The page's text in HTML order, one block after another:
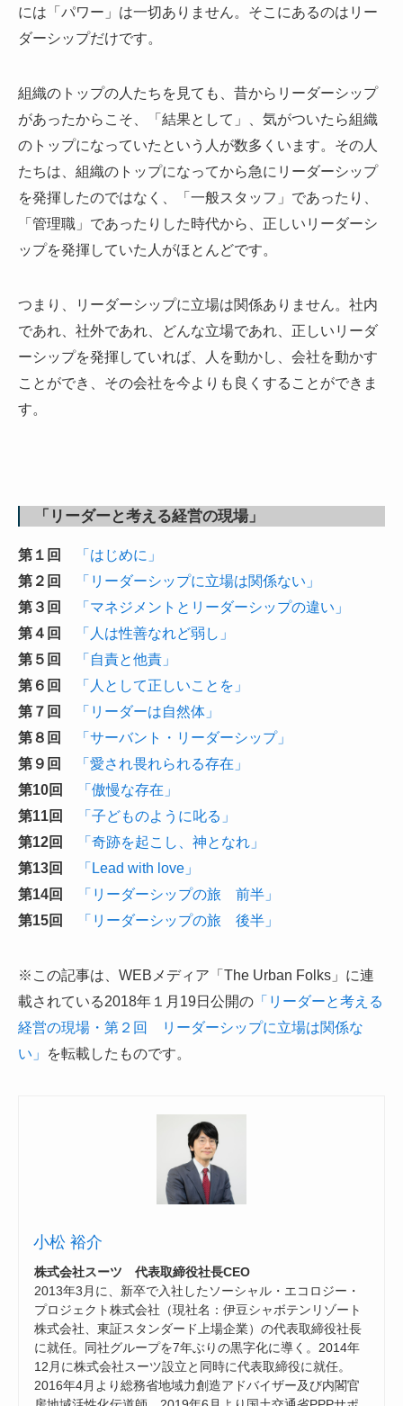
には「パワー」は一切ありません。そこにあるのはリー
ダーシップだけです。
組織のトップの人たちを見ても、昔からリーダーシップ
があったからこそ、「結果として」、気がついたら組織
のトップになっていたという人が数多くいます。その人
たちは、組織のトップになってから急にリーダーシップ
を発揮したのではなく、「一般スタッフ」であったり、
「管理職」であったりした時代から、正しいリーダーシ
ップを発揮していた人がほとんどです。
つまり、リーダーシップに立場は関係ありません。社内
であれ、社外であれ、どんな立場であれ、正しいリーダ
ーシップを発揮していれば、人を動かし、会社を動かす
ことができ、その会社を今よりも良くすることができま
す。
「リーダーと考える経営の現場」
第１回
「はじめに」
第２回
「リーダーシップに立場は関係ない」
第３回
「マネジメントとリーダーシップの違い」
第４回
「人は性善なれど弱し」
第５回
「自責と他責」
第６回
「人として正しいことを」
第７回
「リーダーは自然体」
第８回
「サーバント・リーダーシップ」
第９回
「愛され畏れられる存在」
第10回
「傲慢な存在」
第11回
「子どものように叱る」
第12回
「奇跡を起こし、神となれ」
第13回
「Lead with love」
第14回
「リーダーシップの旅 前半」
第15回
「リーダーシップの旅 後半」
※この記事は、WEBメディア「The Urban Folks」に連
載されている2018年１月19日公開の 「リーダーと考える
経営の現場・第２回 リーダーシップに立場は関係な
い」
を転載したものです。
小松 裕介
株式会社スーツ 代表取締役社長CEO
2013年3月に、新卒で入社したソーシャル・エコロジー・
プロジェクト株式会社（現社名：伊豆シャボテンリゾート
株式会社、東証スタンダード上場企業）の代表取締役社長
に就任。同社グループを7年ぶりの黒字化に導く。2014年
12月に株式会社スーツ設立と同時に代表取締役に就任。
2016年4月より総務省地域力創造アドバイザー及び内閣官